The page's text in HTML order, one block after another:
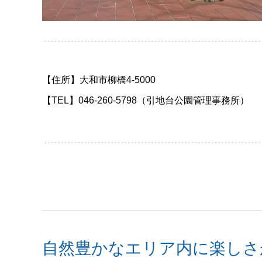
【住所】大和市柳橋4-5000
【TEL】046-260-5798（引地台公園管理事務所）
自然豊かなエリア内に楽し